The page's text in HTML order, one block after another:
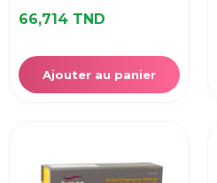
66,714 TND
Ajouter au panier